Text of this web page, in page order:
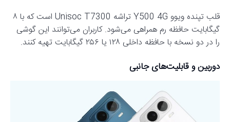
قلب تپنده ویوو Y500 4G تراشه Unisoc T7300 است که با ۸
گیگابایت حافظه رم همراهی می‌شود. کاربران می‌توانند این گوشی
را در دو نسخه با حافظه داخلی ۱۲۸ یا ۲۵۶ گیگابایت تهیه کنند.
دوربین و قابلیت‌های جانبی